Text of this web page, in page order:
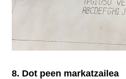
8. Dot peen markatzailea